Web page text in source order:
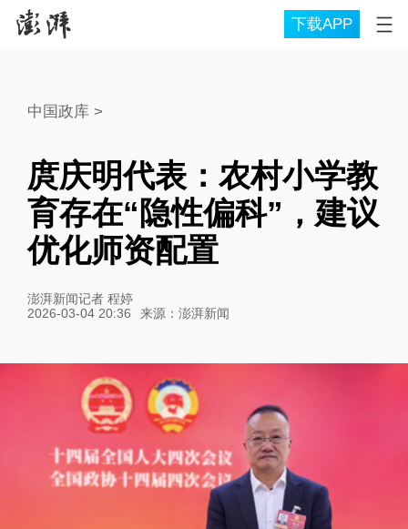
下载APP
中国政库 >
庹庆明代表：农村小学教
育存在“隐性偏科”，建议
优化师资配置
澎湃新闻记者 程婷
2026-03-04 20:36
来源： 澎湃新闻